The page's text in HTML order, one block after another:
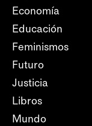
Economía
Educación
Feminismos
Futuro
Justicia
Libros
Mundo